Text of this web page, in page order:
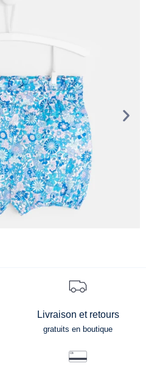
Livraison et retours
gratuits en boutique